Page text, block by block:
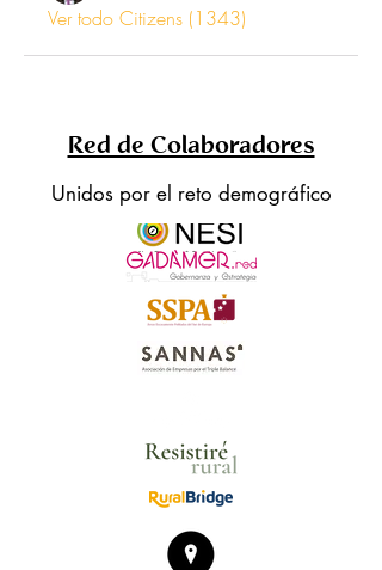
Ver todo Citizens (1343)
Red de Colaboradores
Unidos por el reto demográfico